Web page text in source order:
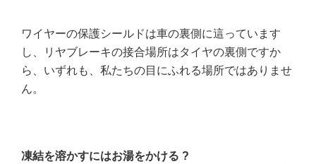
ワイヤーの保護シールドは車の裏側に這っています
し、リヤブレーキの接合場所はタイヤの裏側ですか
ら、いずれも、私たちの目にふれる場所ではありませ
ん。
凍結を溶かすにはお湯をかける ?